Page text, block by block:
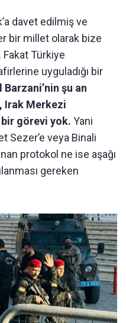
davet edilmiş ve
bir millet olarak bize
Türkiye
uyguladığı bir
Barzani’nin şu an
Irak Merkezi
görevi yok. Yani
Sezer’e veya Binali
protokol ne ise aşağı
gereken